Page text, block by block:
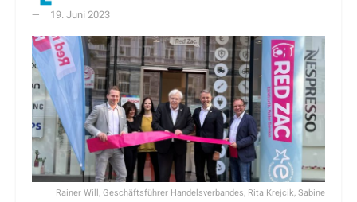
19. Juni 2023
Rainer Will, Geschäftsführer Handelsverbandes, Rita Krejcik, Sabine